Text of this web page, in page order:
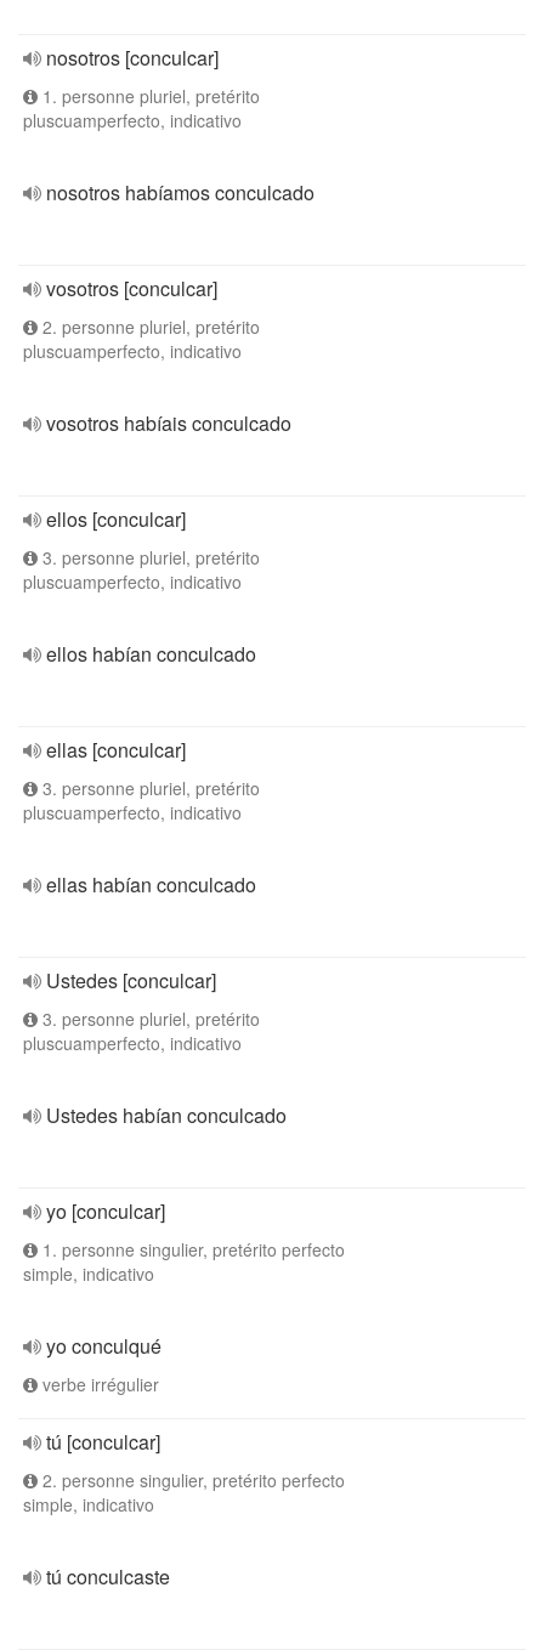
nosotros [conculcar]
1. personne pluriel, pretérito
pluscuamperfecto, indicativo
nosotros habíamos conculcado
vosotros [conculcar]
2. personne pluriel, pretérito
pluscuamperfecto, indicativo
vosotros habíais conculcado
ellos [conculcar]
3. personne pluriel, pretérito
pluscuamperfecto, indicativo
ellos habían conculcado
ellas [conculcar]
3. personne pluriel, pretérito
pluscuamperfecto, indicativo
ellas habían conculcado
Ustedes [conculcar]
3. personne pluriel, pretérito
pluscuamperfecto, indicativo
Ustedes habían conculcado
yo [conculcar]
1. personne singulier, pretérito perfecto
simple, indicativo
yo conculqué
verbe irrégulier
tú [conculcar]
2. personne singulier, pretérito perfecto
simple, indicativo
tú conculcaste